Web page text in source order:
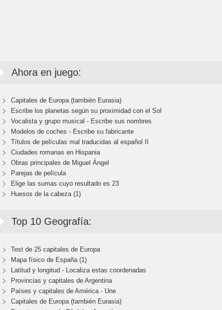
Ahora en juego:
Capitales de Europa (también Eurasia)
Escribe los planetas según su proximidad con el Sol
Vocalista y grupo musical - Escribe sus nombres
Modelos de coches - Escribe su fabricante
Títulos de películas mal traducidas al español II
Ciudades romanas en Hispania
Obras principales de Miguel Ángel
Parejas de película
Elige las sumas cuyo resultado es 23
Huesos de la cabeza (1)
Top 10 Geografía:
Test de 25 capitales de Europa
Mapa físico de España (1)
Latitud y longitud - Localiza estas coordenadas
Provincias y capitales de Argentina
Países y capitales de América - Une
Capitales de Europa (también Eurasia)